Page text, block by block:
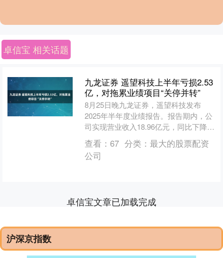
卓信宝 相关话题
九龙证券 遥望科技上半年亏损2.53
亿，对拖累业绩项目“关停并转”
8月25日晚九龙证券，遥望科技发布
2025年半年度业绩报告。报告期内，公
司实现营业收入18.96亿元，同比下降
36.32%，主要是受市面竞品代理商竞争
及关闭部分....
查看： 67 分类： 最大的股票配资
公司
卓信宝文章已加载完成
沪深京指数